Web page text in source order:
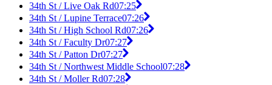
34th St / Live Oak Rd07:25
34th St / Lupine Terrace07:26
34th St / High School Rd07:26
34th St / Faculty Dr07:27
34th St / Patton Dr07:27
34th St / Northwest Middle School07:28
34th St / Moller Rd07:28